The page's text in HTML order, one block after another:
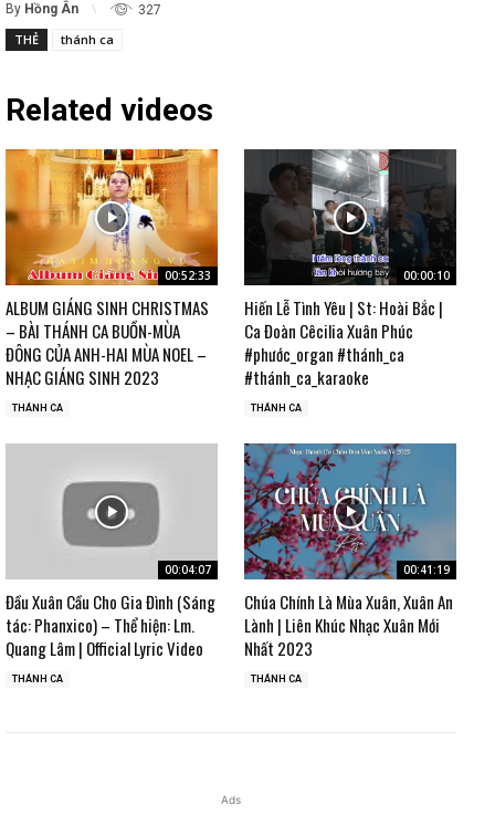
By Hồng Ân 327
THẺ thánh ca
Related videos
00:52:33
ALBUM GIÁNG SINH CHRISTMAS
– BÀI THÁNH CA BUỒN-MÙA
ĐÔNG CỦA ANH-HAI MÙA NOEL –
NHẠC GIÁNG SINH 2023
THÁNH CA
00:00:10
Hiến Lễ Tình Yêu | St: Hoài Bắc |
Ca Đoàn Cêcilia Xuân Phúc
#phước_organ #thánh_ca
#thánh_ca_karaoke
THÁNH CA
00:04:07
Đầu Xuân Cầu Cho Gia Đình (Sáng
tác: Phanxico) – Thể hiện: Lm.
Quang Lâm | Official Lyric Video
THÁNH CA
00:41:19
Chúa Chính Là Mùa Xuân, Xuân An
Lành | Liên Khúc Nhạc Xuân Mới
Nhất 2023
THÁNH CA
Ads